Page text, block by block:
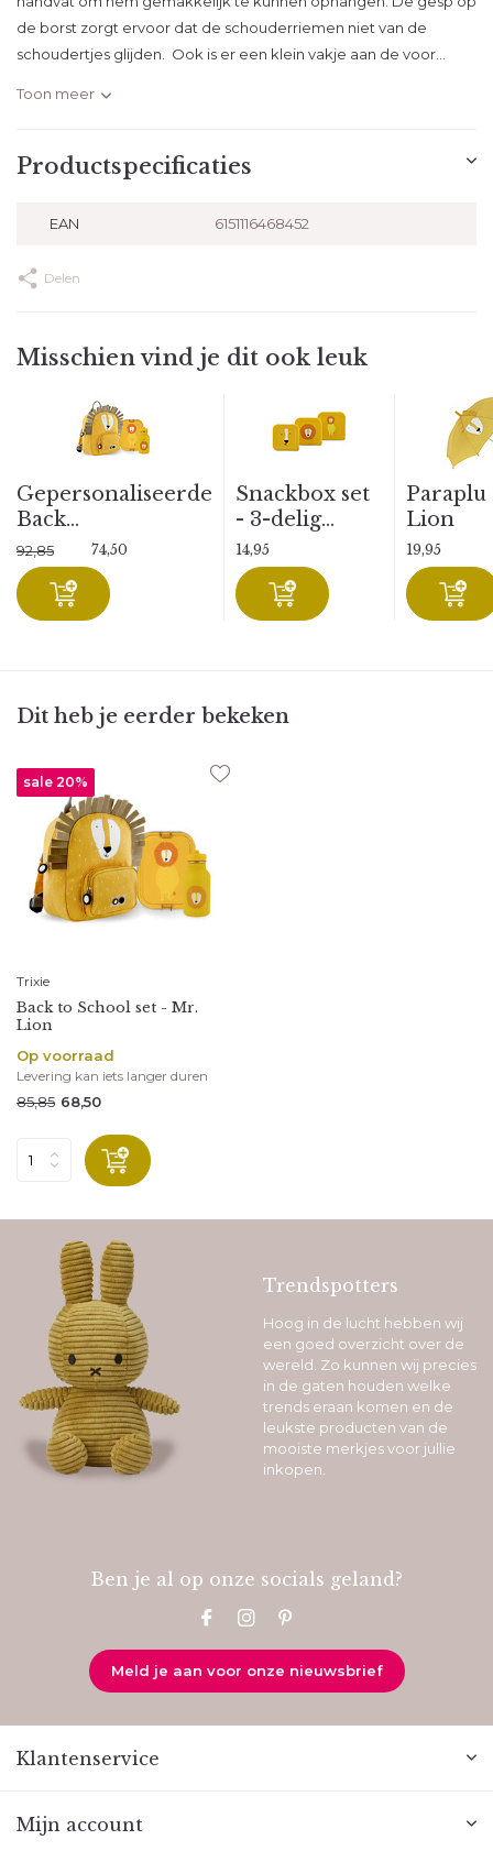
de borst zorgt ervoor dat de schouderriemen niet van de
schoudertjes glijden. Ook is er een klein vakje aan de voor...
Toon meer
Productspecificaties
EAN 6151116468452
Delen
Misschien vind je dit ook leuk
Gepersonaliseerde
Back...
92,85 74,50
Snackbox set
- 3-delig...
14,95
Paraplu
Lion
19,95
Dit heb je eerder bekeken
sale 20%
Trixie
Back to School set - Mr.
Lion
Op voorraad
Levering kan iets langer duren
85,85 68,50
Trendspotters
Hoog in de lucht hebben wij
een goed overzicht over de
wereld. Zo kunnen wij precies
in de gaten houden welke
trends eraan komen en de
leukste producten van de
mooiste merkjes voor jullie
inkopen.
Ben je al op onze socials geland?
Meld je aan voor onze nieuwsbrief
Klantenservice
Mijn account